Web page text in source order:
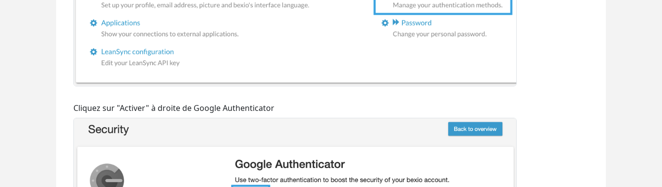
Cliquez sur "Activer" à droite de Google Authenticator